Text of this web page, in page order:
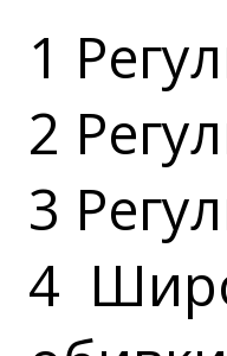
1
2
3
4